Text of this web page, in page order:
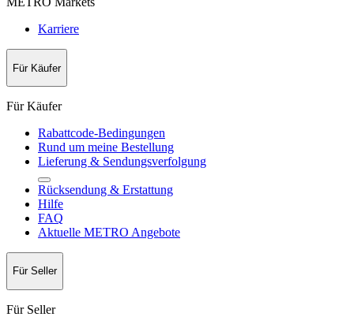
Karriere
Für Käufer
Für Käufer
Rabattcode-Bedingungen
Rund um meine Bestellung
Lieferung & Sendungsverfolgung
Rücksendung & Erstattung
Hilfe
FAQ
Aktuelle METRO Angebote
Für Seller
Für Seller